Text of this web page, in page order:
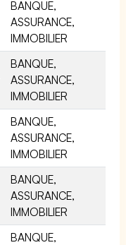
BANQUE,
ASSURANCE,
IMMOBILIER
BANQUE,
ASSURANCE,
IMMOBILIER
BANQUE,
ASSURANCE,
IMMOBILIER
BANQUE,
ASSURANCE,
IMMOBILIER
BANQUE,